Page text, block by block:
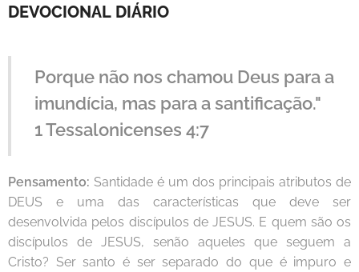
DEVOCIONAL DIÁRIO
Porque não nos chamou Deus para a
imundícia, mas para a santificação."
1 Tessalonicenses 4:7
Pensamento: Santidade é um dos principais atributos de
DEUS e uma das características que deve ser
desenvolvida pelos discípulos de JESUS. E quem são os
discípulos de JESUS, senão aqueles que seguem a
Cristo? Ser santo é ser separado do que é impuro e